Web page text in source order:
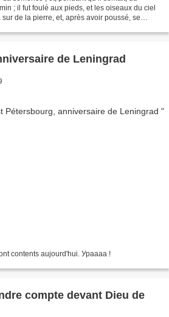
; il fut foulé aux pieds, et les oiseaux du ciel
sur de la pierre, et, après avoir poussé, se
de Leningrad
contents aujourd'hui. Ураааа !
compte devant Dieu de